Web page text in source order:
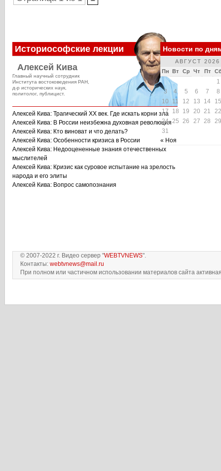
Историософские лекции
Алексей Кива
Главный научный сотрудник
Института востоковедения РАН,
д-р исторических наук,
политолог, публицист.
Алексей Кива: Трагический XX век. Где искать корни зла
Алексей Кива: В России неизбежна духовная революция
Алексей Кива: Кто виноват и что делать?
Алексей Кива: Особенности кризиса в России
Алексей Кива: Недооцененные знания отечественных
мыслителей
Алексей Кива: Кризис как суровое испытание на зрелость
народа и его элиты
Алексей Кива: Вопрос самопознания
Новости по
АВГУСТ 2026
Пн Вт Ср Чт Пт
1
3
4 5 6 7
8
10
11 12 13 14
15
17
18 19 20 21
22
24 25 26 27 28
29
31
« Ноя
© 2007-2022 г. Видео сервер "WEBTVNEWS".
Контакты: webtvnews@mail.ru
При полном или частичном использовании материалов сайта